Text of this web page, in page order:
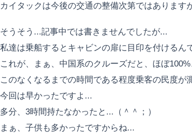
カイタックは今後の交通の整備次第ではあります
そうそう...記事中では書きませんでしたが...
私達は乗船するとキャビンの扉に目印を付けるん
これが、まぁ、中国系のクルーズだと、ほぼ100%
このなくなるまでの時間である程度乗客の民度が
今回は早かったですよ...
多分、3時間持たなかったと...（＾＾；）
まぁ、子供も多かったですからね...